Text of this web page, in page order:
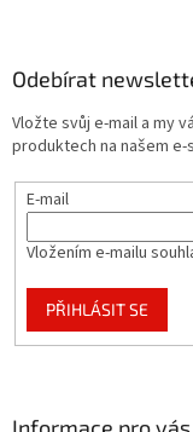
Odebírat
Vložte svůj e-mail a my
produktech na našem e-
E-mail
Vložením e-mailu
PŘIHLÁSIT SE